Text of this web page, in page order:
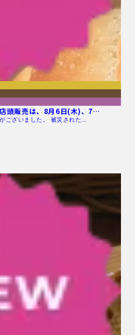
頭販売は、8月6日(木)、7…
ございました。 被災された…